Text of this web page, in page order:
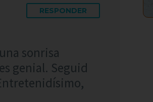
RESPONDER
sonrisa
genial. Seguid